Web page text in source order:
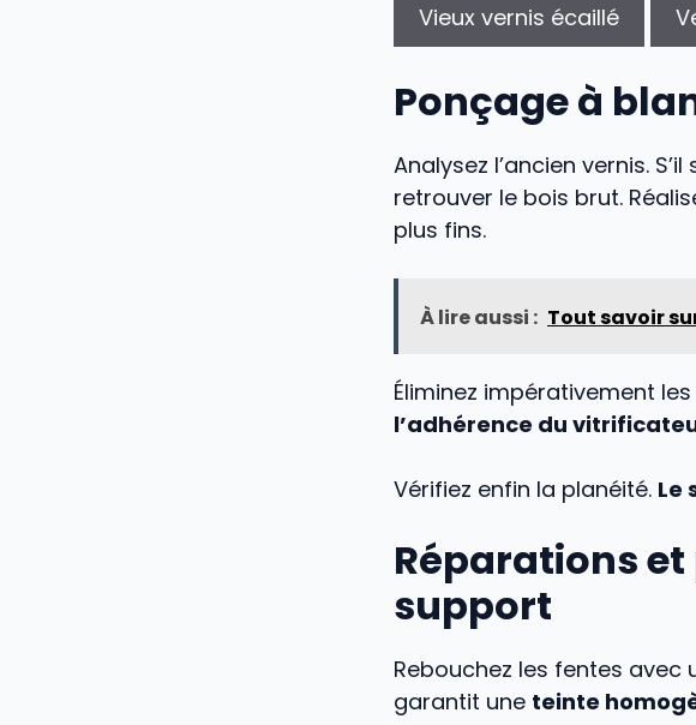
Vieux vernis écaillé
Ponçage à
Analysez l’ancien vernis. S’il
retrouver le bois brut.
plus fins.
À lire aussi : Tout savoir
Éliminez impérativement
l’adhérence du
Vérifiez enfin la planéité. Le
Réparations
support
Rebouchez les fentes
garantit une teinte